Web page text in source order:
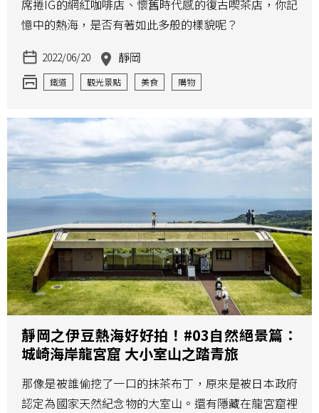
席捲IG的網紅咖啡店、懷舊時代感的復古喫茶店，你記
憶中的熱海，是否有著如此多般的樣貌呢？
2022/06/20 靜岡
鐵道 觀光景點 美食 購物
靜岡之伊豆熱海好好拍！#03自然絕景篇：
城崎海岸龍宮窟 大小室山之踏青旅
那像是被誰偷挖了一口的抹茶布丁，原來是被日本政府
認定為國家天然紀念物的大室山。還有隱藏在龍宮窟裡